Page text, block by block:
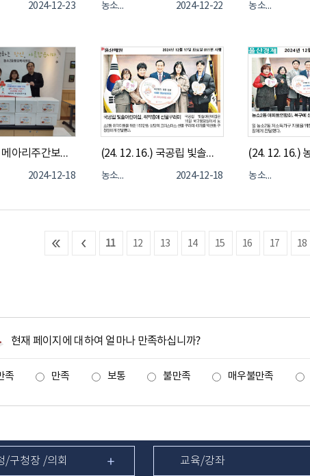
2024-12-23 농소2동 2024-12-22 농소2동
(24. 12. 6.) 메아리주간보호시설, 농소2동 나눔냉장고 김치 기부
2024-12-18
(24. 12. 16.) 국공립 빛솔어린이집, 농소2동 취약아동을 위한 150만원 상당 크리스마스 선물 꾸러미 40개 전달
농소2동 2024-12-18 농소2동
11 12 13 14 15 16 17 18
현재 페이지에 대하여 얼마나 만족하십니까?
족 만족 보통 불만족 매우불만족
/구청장 /의회 교육/강좌